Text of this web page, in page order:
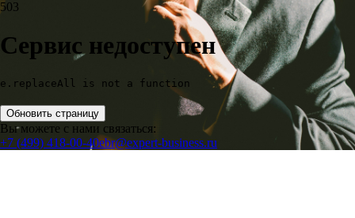
503
Сервис недоступен
e.replaceAll is not a function
Обновить страницу
Вы можете с нами связаться:
+7 (499) 418-00-40ebr@expert-business.ru